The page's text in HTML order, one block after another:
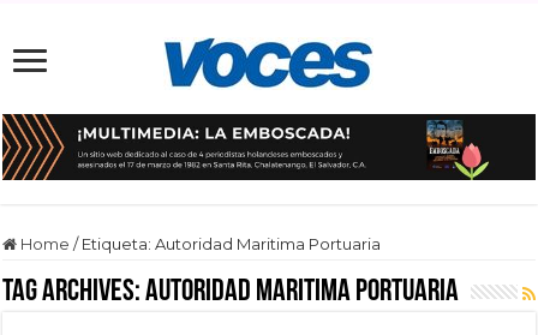
Home / Etiqueta:Autoridad Maritima Portuaria
Tag Archives:Autoridad Maritima Portuaria